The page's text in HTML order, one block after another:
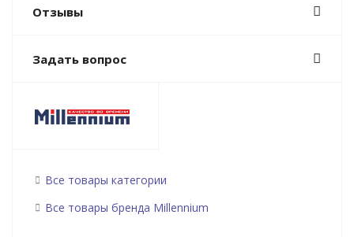
Отзывы
Задать вопрос
Все товары категории
Все товары бренда Millennium